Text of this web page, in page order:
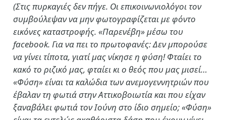
(Στις πυρκαγιές δεν πήγε. Οι επικοινωνιολόγοι τον
συμβούλεψαν να μην φωτογραφίζεται με φόντο
εικόνες καταστροφής. «Παρενέβη» μέσω του
facebook. Για να πει το πρωτοφανές: Δεν μπορούσε
να γίνει τίποτα, γιατί μας νίκησε η φύση! Φταίει το
κακό το ριζικό μας, φταίει κι ο θεός που μας μισεί…
«Φύση» είναι τα καλώδια των ανεμογεννητριών που
έβαλαν τη φωτιά στην Αττικοβοιωτία και που είχαν
ξαναβάλει φωτιά τον Ιούνη στο ίδιο σημείο; «Φύση»